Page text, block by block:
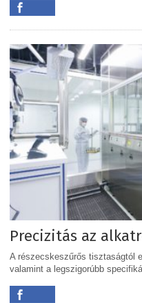
Precizitás az
A részecskeszűrős tisztaságtól
valamint a legszigorúbb